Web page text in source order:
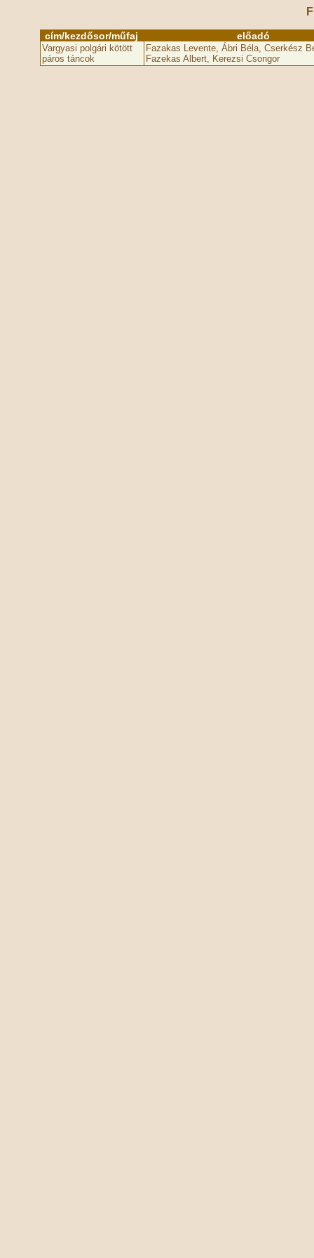
cím/kezdősor/műfaj előadó
Vargyasi polgári kötött
páros táncok
Fazakas Levente, Ábri Béla, Cserkész
Fazekas Albert, Kerezsi Csongor